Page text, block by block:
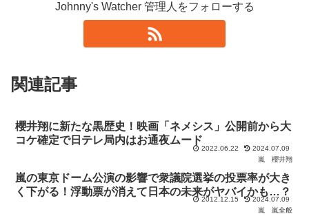
Johnny's Watcher 管理人をフォローする
関連記事
櫻井翔に新たな黒歴史！映画「ネメシス」公開前から大
コケ確定で日テレ局内はお通夜ムード
2022.06.22
2024.07.09
嵐
櫻井翔
嵐の東京ドーム公演の影響で衆議院選挙の投票率が大き
く下がる！浮動票が消えて日本の未来がヤバイかも…？
2012.12.15
2024.07.09
嵐
嵐全般